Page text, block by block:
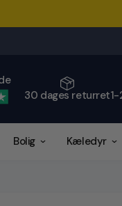
30 dages returret
Bolig Kæledyr